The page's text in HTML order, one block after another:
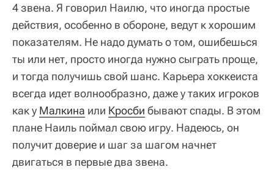
4 звена. Я говорил Наилю, что иногда простые
действия, особенно в обороне, ведут к хорошим
показателям. Не надо думать о том, ошибешься
ты или нет, просто иногда нужно сыграть проще,
и тогда получишь свой шанс. Карьера хоккеиста
всегда идет волнообразно, даже у таких игроков
как у Малкина или Кросби бывают спады. В этом
плане Наиль поймал свою игру. Надеюсь, он
получит доверие и шаг за шагом начнет
двигаться в первые два звена.